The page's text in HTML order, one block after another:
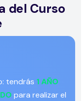
del Curso
tendrás 1 AÑO
para realizar el